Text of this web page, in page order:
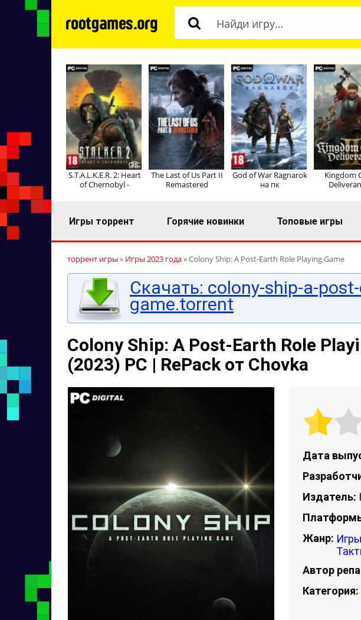
S.T.A.L.K.E.R. 2: Heart
of Chernobyl -
The Last of Us Part II
Remastered
God of War Ragnarok
на пк
Kingdom
Игры торрент Горячие новинки Топовые игры
торрент игры » Игры 2023 года» Colony Ship: A Post-Earth Role Playing Game
Скачать: colony-ship-a-
game.torrent
Colony Ship: A Post-Earth Role
(2023) PC | RePack от Chovka
Дата
Издатель:
Жанр:
Автор
Категория: